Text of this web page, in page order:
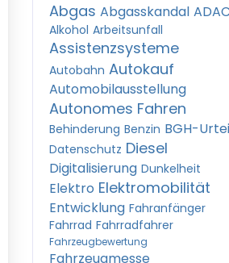
Abgas Abgasskandal
Alkohol Arbeitsunfall
Assistenzsysteme
Autobahn Autokauf
Automobilausstellung
Autonomes Fahren
Behinderung Benzin BGH-
Datenschutz Diesel
Digitalisierung Dunkelheit
Elektro Elektromobilität
Entwicklung Fahranfänger
Fahrrad Fahrradfahrer
Fahrzeugbewertung
Fahrzeugmesse